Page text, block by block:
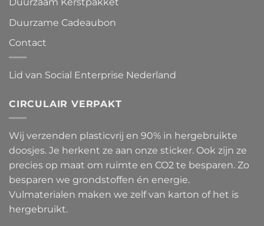
Duurzame Cadeaubon
Contact
Lid van Social Enterprise Nederland
CIRCULAIR VERPAKT
Wij verzenden plasticvrij en 90% in hergebruikte
doosjes. Je herkent ze aan onze sticker. Ook zijn ze
precies op maat om ruimte en CO2 te besparen. Zo
besparen we grondstoffen én energie.
Vulmaterialen maken we zelf van karton of het is
hergebruikt.